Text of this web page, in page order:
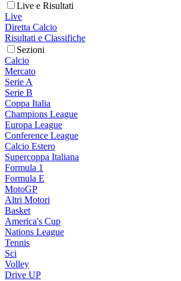
Live e Risultati
Live
Diretta Calcio
Risultati e Classifiche
Sezioni
Calcio
Mercato
Serie A
Serie B
Coppa Italia
Champions League
Europa League
Conference League
Calcio Estero
Supercoppa Italiana
Formula 1
Formula E
MotoGP
Altri Motori
Basket
America's Cup
Nations League
Tennis
Sci
Volley
Drive UP